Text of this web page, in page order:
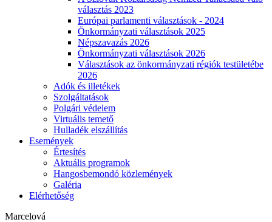
választás 2023
Európai parlamenti választások - 2024
Önkormányzati választások 2025
Népszavazás 2026
Önkormányzati választások 2026
Választások az önkormányzati régiók testületébe
2026
Adók és illetékek
Szolgáltatások
Polgári védelem
Virtuális temető
Hulladék elszállítás
Események
Értesítés
Aktuális programok
Hangosbemondó közlemények
Galéria
Elérhetőség
Marcelová